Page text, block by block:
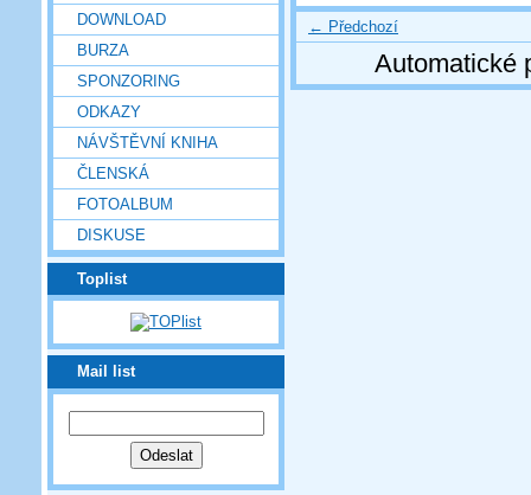
DOWNLOAD
BURZA
SPONZORING
ODKAZY
NÁVŠTĚVNÍ KNIHA
ČLENSKÁ
FOTOALBUM
DISKUSE
Toplist
Mail list
← Předchozí
Automatické